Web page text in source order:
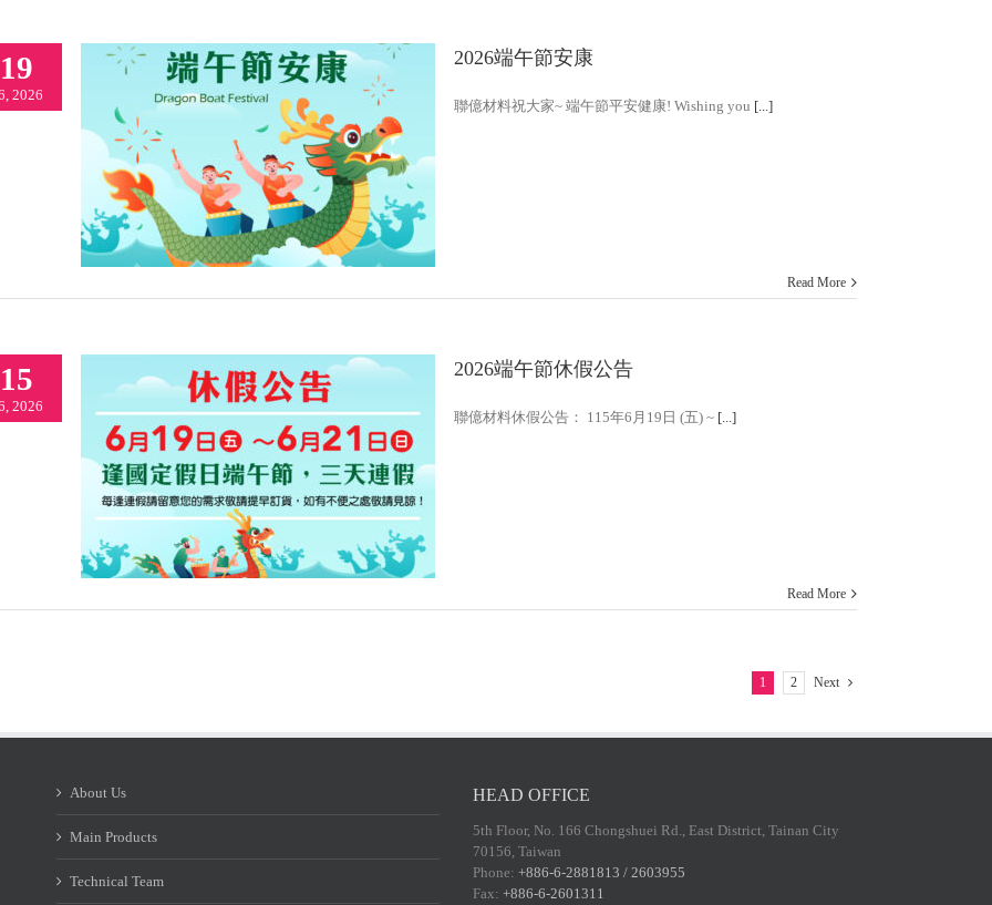
19
2026
2026端午節安康
Latest news
2026端午節安康
聯億材料祝大家~ 端午節平安健康! Wishing you [...]
Read More
15
2026
2026端午節休假公告
Latest news
2026端午節休假公告
聯億材料休假公告： 115年6月19日 (五) ~ [...]
Read More
1 2 Next
About Us
Main Products
Technical Team
HEAD OFFICE
5th Floor, No. 166 Chongshuei Rd., East District, Tainan City
70156, Taiwan
Phone:+886-6-2881813 / 2603955
Fax:+886-6-2601311